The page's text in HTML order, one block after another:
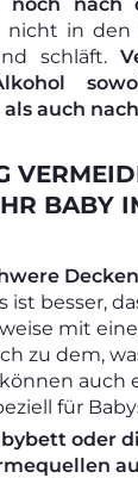
nicht in
schläft.
auch
BABY
ist besser,
mit
zu dem,
auch
für
oder